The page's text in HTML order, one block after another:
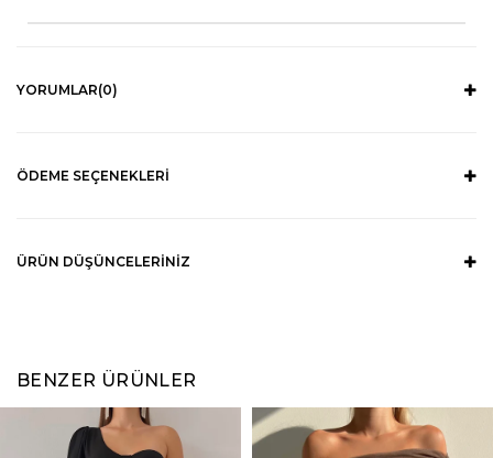
YORUMLAR(0)
ÖDEME SEÇENEKLERI
ÜRÜN DÜŞÜNCELERINIZ
BENZER ÜRÜNLER